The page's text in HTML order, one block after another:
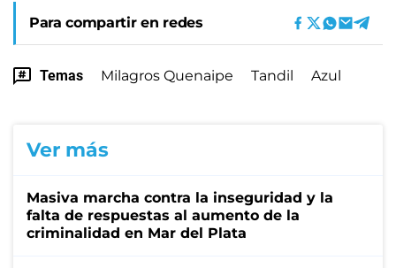
Para compartir en redes
Temas Milagros Quenaipe Tandil Azul
Ver más
Masiva marcha contra la inseguridad y la
falta de respuestas al aumento de la
criminalidad en Mar del Plata